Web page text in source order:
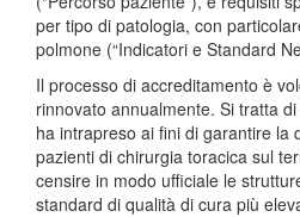
per tipo di patologia, con
polmone (“Indicatori e Standard
Il processo di accreditamento è
rinnovato annualmente. Si tratta
ha intrapreso ai fini di garantire la
pazienti di chirurgia toracica sul
censire in modo ufficiale le
standard di qualità di cura più